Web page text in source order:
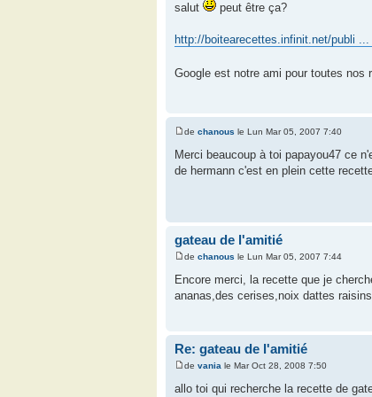
salut peut être ça?
http://boitearecettes.infinit.net/publi ...
Google est notre ami pour toutes nos
de chanous le Lun Mar 05, 2007 7:40
Merci beaucoup à toi papayou47 ce
de hermann c'est en plein cette
gateau de l'amitié
de chanous le Lun Mar 05, 2007 7:44
Encore merci, la recette que je
ananas,des cerises,noix dattes
Re: gateau de l'amitié
de vania le Mar Oct 28, 2008 7:50
allo toi qui recherche la recette de